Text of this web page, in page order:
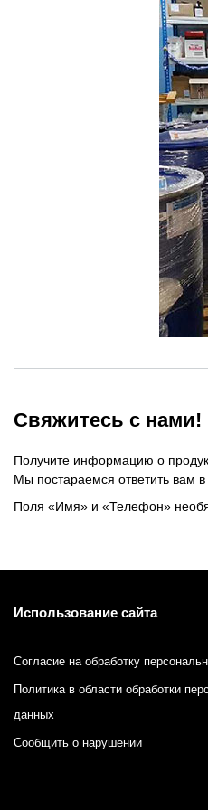
Краски системы смешения
Материалы для глубокой
Свяжитесь с нами!
Получите информацию о
Мы постараемся ответить вам в
Поля «Имя» и «Телефон»
Использование сайта
Согласие на обработку
Политика в области обработки
данных
Сообщить о нарушении